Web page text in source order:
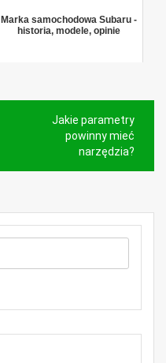
Marka samochodowa Subaru -
historia, modele, opinie
Jakie parametry
powinny mieć
narzędzia?